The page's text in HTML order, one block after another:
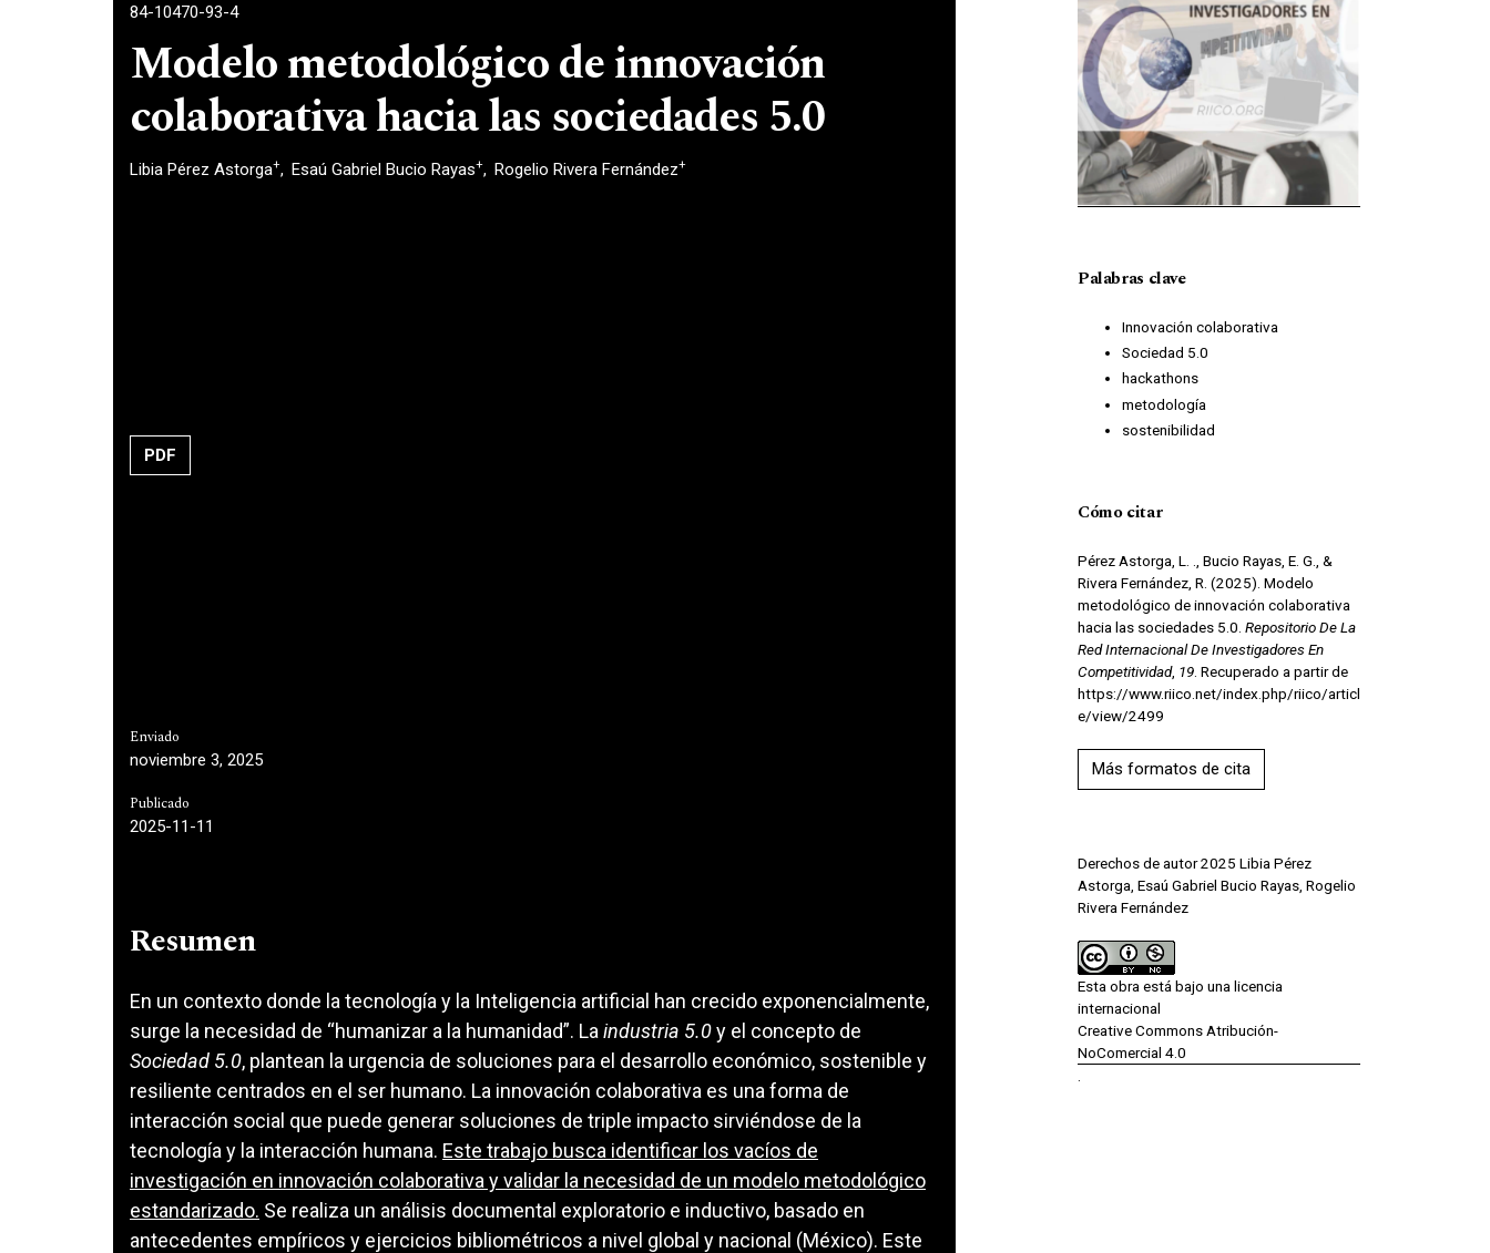
84-10470-93-4
Modelo metodológico de innovación
colaborativa hacia las sociedades 5.0
Libia Pérez Astorga+ Esaú Gabriel Bucio Rayas+ Rogelio Rivera Fernández+
PDF
Enviado
noviembre 3, 2025
Publicado
2025-11-11
Resumen
En un contexto donde la tecnología y la Inteligencia artificial han crecido exponencialmente,
surge la necesidad de “humanizar a la humanidad”. La industria 5.0y el concepto de
Sociedad 5.0, plantean la urgencia de soluciones para el desarrollo económico, sostenible y
resiliente centrados en el ser humano. La innovación colaborativa es una forma de
interacción social que puede generar soluciones de triple impacto sirviéndose de la
tecnología y la interacción humana. Este trabajo busca identificar los vacíos de
investigación en innovación colaborativa y validar la necesidad de un modelo metodológico
estandarizado. Se realiza un análisis documental exploratorio e inductivo, basado en
antecedentes empíricos y ejercicios bibliométricos a nivel global y nacional (México). Este
Palabras clave
Innovación colaborativa
Sociedad 5.0
hackathons
metodología
sostenibilidad
Cómo citar
Pérez Astorga, L. ., Bucio Rayas, E. G., &
Rivera Fernández, R. (2025). Modelo
metodológico de innovación colaborativa
hacia las sociedades 5.0. Repositorio De La
Red Internacional De Investigadores En
Competitividad, 19. Recuperado a partir de
https://www.riico.net/index.php/riico/articl
e/view/2499
Más formatos de cita
Derechos de autor 2025 Libia Pérez
Astorga, Esaú Gabriel Bucio Rayas, Rogelio
Rivera Fernández
Esta obra está bajo una licencia
internacional
Creative Commons Atribución-
NoComercial 4.0